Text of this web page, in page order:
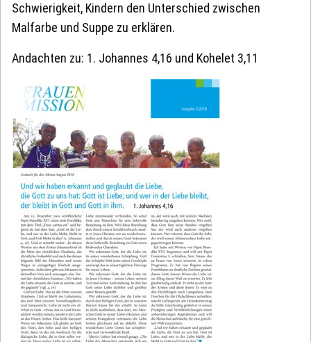
Schwierigkeit, Kindern den Unterschied zwischen
Malfarbe und Suppe zu erklären.
Andachten zu: 1. Johannes 4,16 und Kohelet 3,11